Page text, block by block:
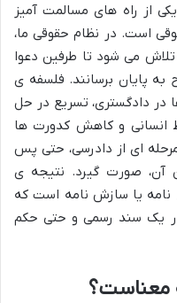
از راه های مسالمت آمیز
است. در نظام حقوقی ما،
می شود تا طرفین دعوا
به پایان برسانند. فلسفه ی
دادگستری، تسریع در حل
انسانی و کاهش کدورت ها
ای از دادرسی، حتی پس
صورت گیرد. نتیجه ی
یا سازش نامه است که
یک سند رسمی و حتی حکم